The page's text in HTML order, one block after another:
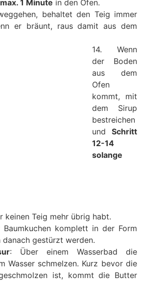
1 Minute in den Ofen.
behaltet den Teig immer
er bräunt, raus damit aus dem
14. Wenn
der Boden
aus dem
Ofen
kommt, mit
dem Sirup
bestreichen
und Schritt
12-14
solange
keinen Teig mehr übrig habt.
komplett in der Form
danach gestürzt werden.
: Über einem Wasserbad die
Wasser schmelzen. Kurz bevor die
ist, kommt die Butter